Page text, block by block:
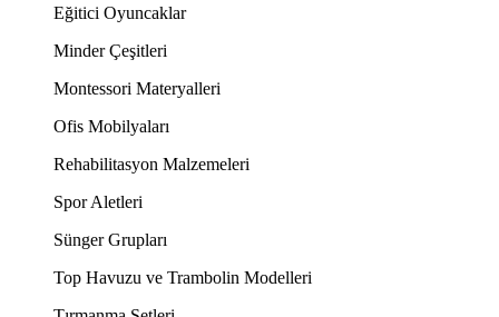
Eğitici Oyuncaklar
Minder Çeşitleri
Montessori Materyalleri
Ofis Mobilyaları
Rehabilitasyon Malzemeleri
Spor Aletleri
Sünger Grupları
Top Havuzu ve Trambolin Modelleri